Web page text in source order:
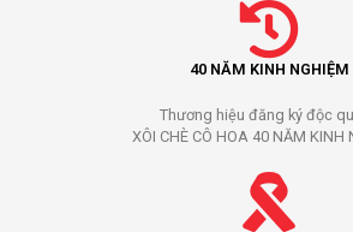
40 NĂM KINH NGHIỆM
Thương hiệu đăng ký độc
XÔI CHÈ CÔ HOA 40 NĂM KINH